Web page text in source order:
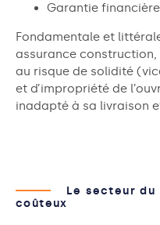
Garantie
Fondamentale et
assurance
au risque de solidité
et d’impropriété de
inadapté à sa livraison
Le secteur du
coûteux